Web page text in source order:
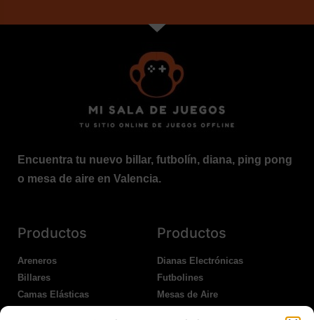
Encuentra tu nuevo billar, futbolín, diana, ping pong
o mesa de aire en Valencia.
Productos
Areneros
Billares
Camas Elásticas
Productos
Dianas Electrónicas
Futbolines
Mesas de Aire